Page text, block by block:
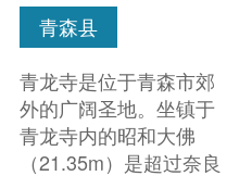
青森县
青龙寺是位于青森市郊
外的广阔圣地。坐镇于
青龙寺内的昭和大佛
（21.35m）是超过奈良